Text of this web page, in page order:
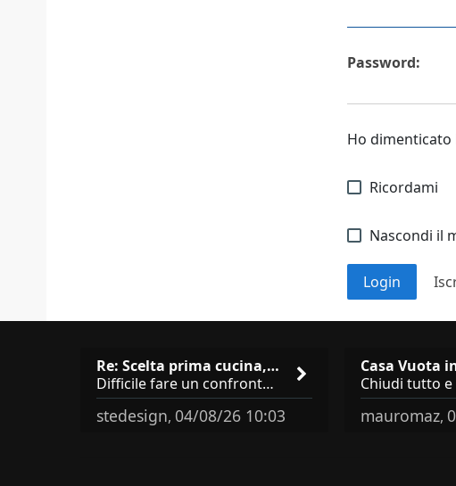
Password:
Ho dimenticato
Ricordami
Nascondi il
Login
Re: Scelta prima cucina, Modu…
Difficile fare un confronto! Da Veneta hai aggiunto i pensili a tutta altezza e una colonna dispensa da 30, che da soli
stedesign, 04/08/26 10:03 mauromaz,